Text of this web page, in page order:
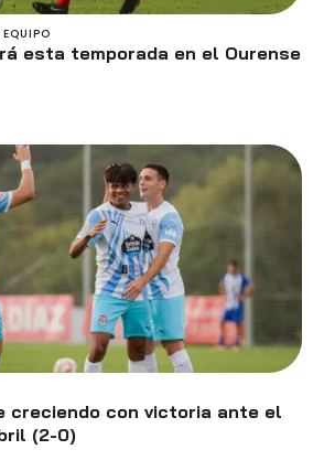
esta temporada en el Ourense
creciendo con victoria ante el
(2-0)